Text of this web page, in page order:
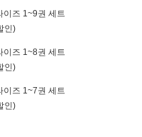
이즈 1~9권 세트
인)
이즈 1~8권 세트
인)
이즈 1~7권 세트
인)